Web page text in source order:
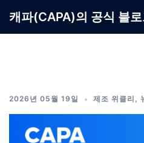
캐파(CAPA)의 공식 블
2026년 05월 19일 제조 위클리 ,